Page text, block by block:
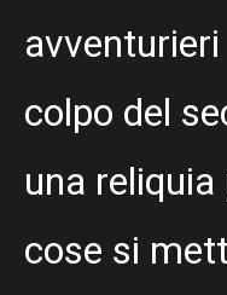
colpo del
una
cose si